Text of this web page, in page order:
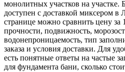
монолитных участков на участке.
доступен с доставкой миксером
странице можно сравнить цену за
прочности, подвижность,
водонепроницаемость, тип
заказа и условия доставки. Для
есть понятные ответы на частые
для фундамента бани, сколько